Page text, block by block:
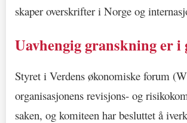
skaper overskrifter i Norge og
Uavhengig granskning er i
Styret i Verdens økonomiske forum
organisasjonens revisjons- og
saken, og komiteen har besluttet å